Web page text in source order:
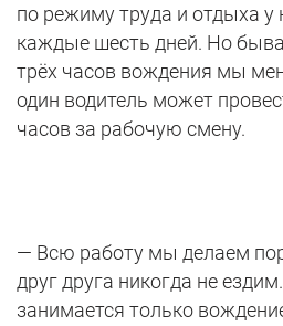
по режиму труда и отдыха
каждые шесть дней. Но
трёх часов вождения мы
один водитель может
часов за рабочую смену.
— Всю работу мы делаем
друг друга никогда не
занимается только